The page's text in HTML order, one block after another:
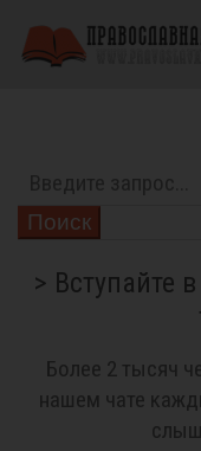
Поиск
> Вступайте
Более 2 тысяч
нашем чате